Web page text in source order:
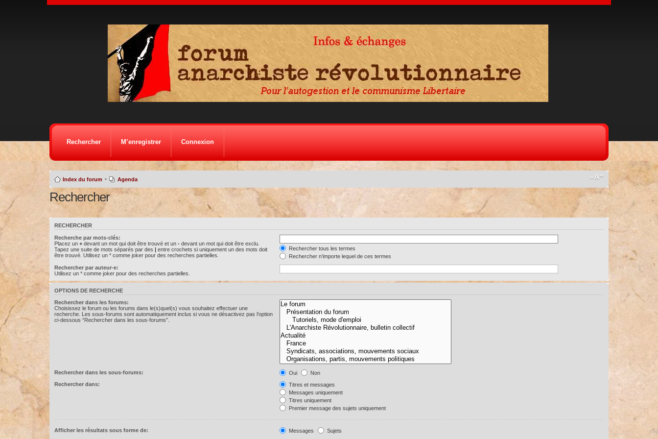
Rechercher M’enregistrer Connexion
Index du forum • Agenda
Rechercher
RECHERCHER
Recherche par mots-clés:
Placez un +devant un mot qui doit être trouvé et un -devant un mot qui doit être exclu.
Tapez une suite de mots séparés par des |entre crochets si uniquement un des mots doit
être trouvé. Utilisez un * comme joker pour des recherches partielles.
Rechercher tous les termes
Rechercher n’importe lequel de ces termes
Rechercher par auteur-e:
Utilisez un * comme joker pour des recherches partielles.
OPTIONS DE RECHERCHE
Rechercher dans les forums:
Choisissez le forum ou les forums dans le(s)quel(s) vous souhaitez effectuer une
recherche. Les sous-forums sont automatiquement inclus si vous ne désactivez pas l’option
ci-dessous “Rechercher dans les sous-forums”.
Rechercher dans les sous-forums: Oui
Non
Rechercher dans:
Titres et messages
Messages uniquement
Titres uniquement
Premier message des sujets uniquement
Afficher les résultats sous forme de: Messages Sujets